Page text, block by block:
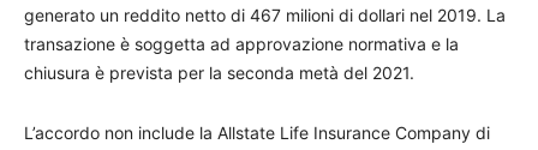
generato un reddito netto di 467 milioni di dollari nel 2019. La
transazione è soggetta ad approvazione normativa e la
chiusura è prevista per la seconda metà del 2021.
L’accordo non include la Allstate Life Insurance Company di